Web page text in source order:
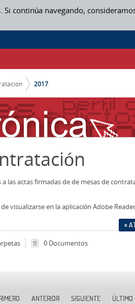
continúa navegando,
2017
las actas firmadas de de mesas de
visualizarse en la aplicación Adobe Reader
«
0 Documentos
ANTERIOR SIGUIENTE ÚLTIMO